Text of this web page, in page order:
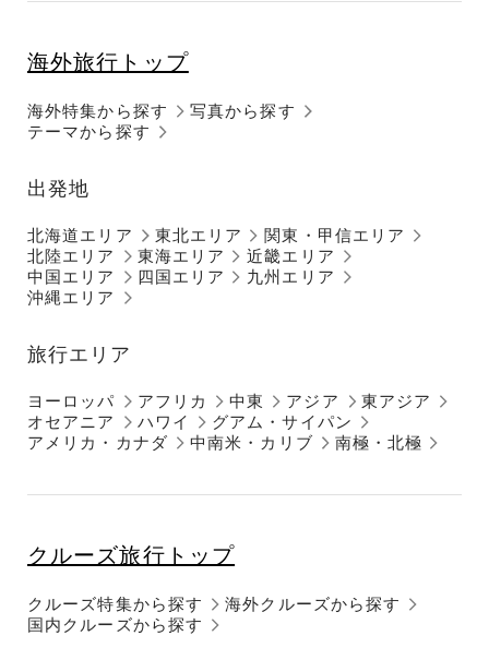
海外旅行トップ
海外特集から探す
テーマから探す
写真から探す
出発地
北海道エリア 東北エリア
関東・甲信エリア
北陸エリア
東海エリア
近畿エリア
中国エリア
四国エリア
九州エリア
沖縄エリア
旅行エリア
ヨーロッパ アフリカ 中東 アジア
東アジア
オセアニア
ハワイ
グアム・サイパン
アメリカ・カナダ
中南米・カリブ 南極・北極
クルーズ旅行トップ
クルーズ特集から探す
国内クルーズから探す
海外クルーズから探す